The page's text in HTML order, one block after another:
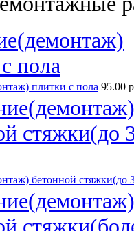
плитки с пола 95.00
бетонной стяжки(до